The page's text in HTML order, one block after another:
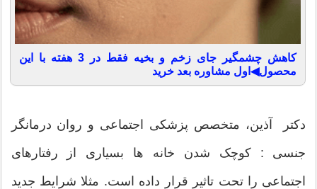
کاهش چشمگیر جای زخم و بخیه فقط در 3 هفته با این
محصول◀اول مشاوره بعد خرید
دکتر آذین، متخصص پزشکی اجتماعی و روان درمانگر
جنسی : کوچک شدن خانه ها بسیاری از رفتارهای
اجتماعی را تحت تاثیر قرار داده است. مثلا شرایط جدید